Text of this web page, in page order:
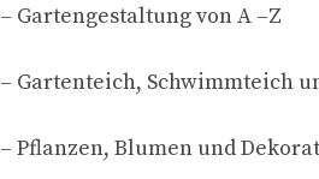
– Gartengestaltung von A –Z
– Gartenteich, Schwimmteich
– Pflanzen, Blumen und